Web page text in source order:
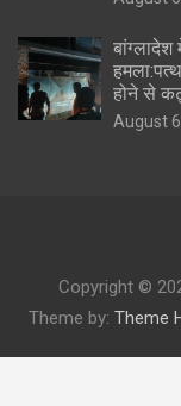
होने से
August
Copyright ©
Theme by: Theme